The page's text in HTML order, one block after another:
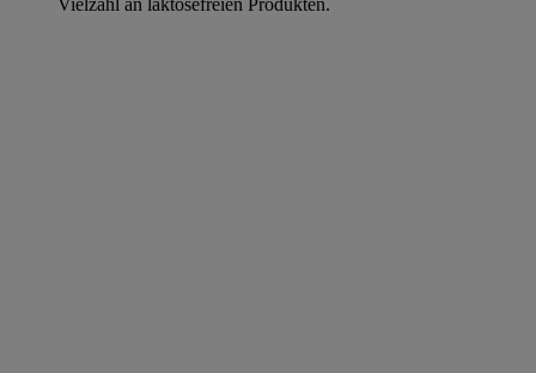
Vielzahl an laktosefreien Produkten.